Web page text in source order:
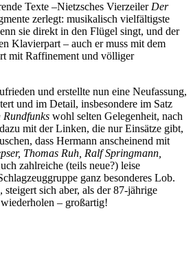
Texte –Nietzsches Vierzeiler Der
zerlegt: musikalisch vielfältigste
sie direkt in den Flügel singt, und der
Klavierpart – auch er muss mit dem
mit Raffinement und völliger
und erstellte nun eine Neufassung,
und im Detail, insbesondere im Satz
Rundfunks wohl selten Gelegenheit, nach
mit der Linken, die nur Einsätze gibt,
dass Hermann anscheinend mit
Thomas Ruh, Ralf Springmann,
zahlreiche (teils neue?) leise
ganz besonderes Lob.
sich aber, als der 87-jährige
– großartig!